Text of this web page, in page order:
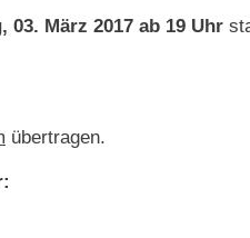
03. März 2017 ab 19 Uhr
übertragen.